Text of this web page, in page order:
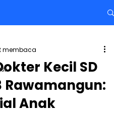
Kecil SD
Rawamangun:
Anak
membaca